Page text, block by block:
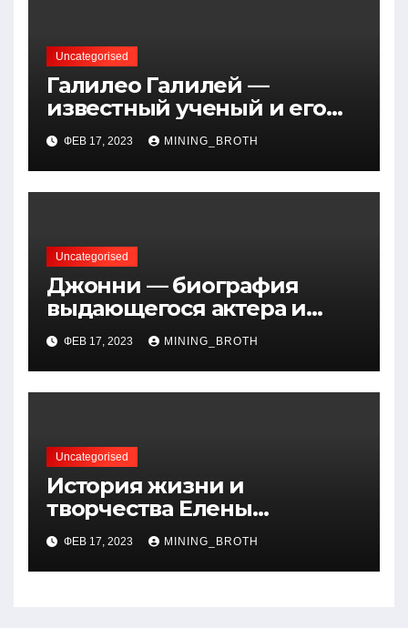
Uncategorised
Галилео Галилей —
известный ученый и его
открытия — краткая
биография, достижения и
вклад в науку
ФЕВ 17, 2023 MINING_BROTH
Uncategorised
Джонни — биография
выдающегося актера и
талантливого певца, чья
артистичность захватывает
миллионы сердец
ФЕВ 17, 2023 MINING_BROTH
Uncategorised
История жизни и
творчества Елены
Дубровской — биография,
достижения, интересные
факты
ФЕВ 17, 2023 MINING_BROTH